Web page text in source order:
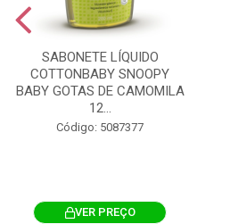
SABONETE LÍQUIDO
COTTONBABY SNOOPY
BABY GOTAS DE CAMOMILA
12...
Código: 5087377
VER PREÇO